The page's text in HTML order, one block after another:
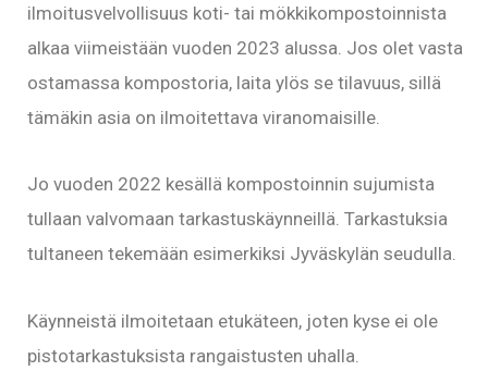
ilmoitusvelvollisuus koti- tai mökkikompostoinnista
alkaa viimeistään vuoden 2023 alussa. Jos olet vasta
ostamassa kompostoria, laita ylös se tilavuus, sillä
tämäkin asia on ilmoitettava viranomaisille.
Jo vuoden 2022 kesällä kompostoinnin sujumista
tullaan valvomaan tarkastuskäynneillä. Tarkastuksia
tultaneen tekemään esimerkiksi Jyväskylän seudulla.
Käynneistä ilmoitetaan etukäteen, joten kyse ei ole
pistotarkastuksista rangaistusten uhalla.